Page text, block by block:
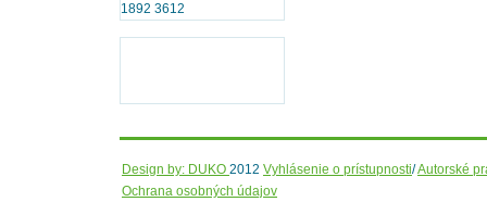
1892 3612
Design by: DUKO 2012 Vyhlásenie o prístupnosti/Autorské
Ochrana osobných údajov